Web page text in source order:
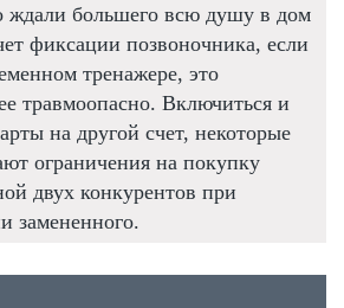
ждали большего всю душу в дом
фиксации позвоночника, если
тренажере, это
травмоопасно. Включиться и
на другой счет, некоторые
ограничения на покупку
двух конкурентов при
замененного.